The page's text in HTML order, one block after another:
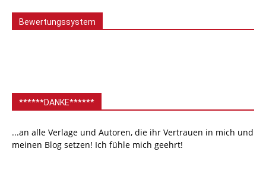
Bewertungssystem
******DANKE******
...an alle Verlage und Autoren, die ihr Vertrauen in mich und
meinen Blog setzen! Ich fühle mich geehrt!